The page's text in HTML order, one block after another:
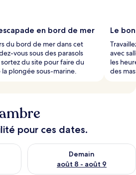
l
r
s
en bord de mer
du bord de mer dans cet
vous sous des parasols
du site pour faire du
plongée sous-marine.
Le
avec
les
des
pour ces dates.
ce soir août 7 - août 8
Demain
août 8 - août 9
Vérifier la disponibilité pour